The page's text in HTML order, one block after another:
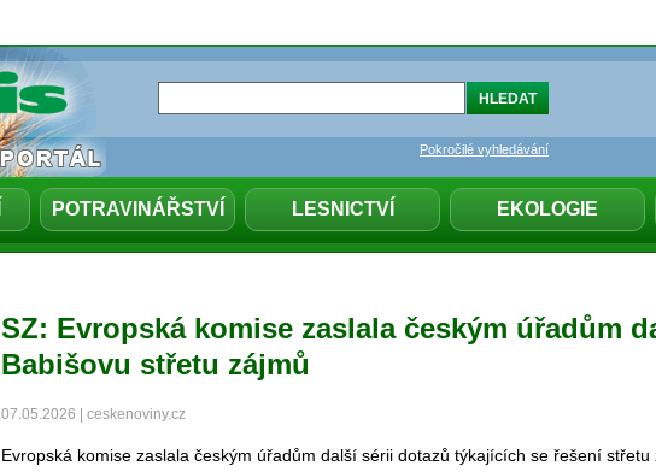
POTRAVINÁŘSTVÍ LESNICTVÍ EKOLOGIE
Pokročilé vyhledávání
SZ: Evropská komise zaslala českým úřadům
Babišovu střetu zájmů
07.05.2026 | ceskenoviny.cz
Evropská komise zaslala českým úřadům další sérii dotazů týkajících se řešení